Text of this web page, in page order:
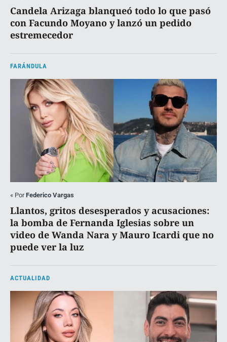
Candela Arizaga blanqueó todo lo que pasó
con Facundo Moyano y lanzó un pedido
estremecedor
FARÁNDULA
« PorFederico Vargas
Llantos, gritos desesperados y acusaciones:
la bomba de Fernanda Iglesias sobre un
video de Wanda Nara y Mauro Icardi que no
puede ver la luz
ACTUALIDAD